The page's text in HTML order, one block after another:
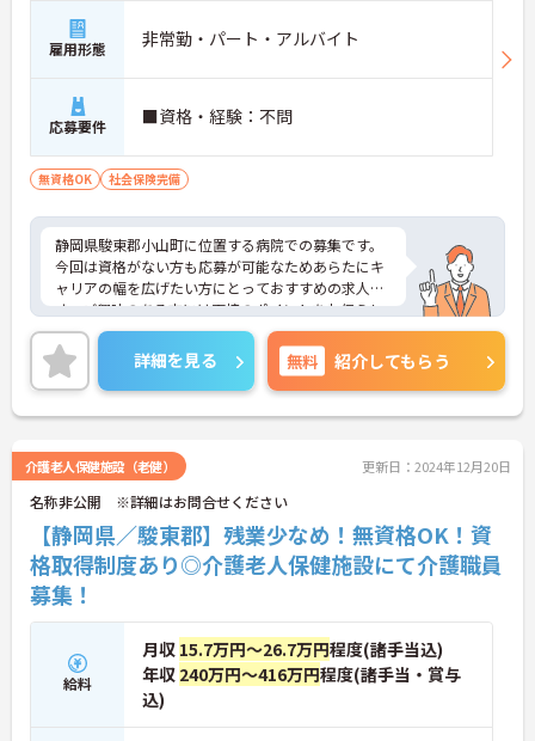
雇用形態 非常勤・パート・アルバイト
応募要件 ■資格・経験：不問
無資格OK 社会保険完備
静岡県駿東郡小山町に位置する病院での募集です。
今回は資格がない方も応募が可能なためあらたにキ
ャリアの幅を広げたい方にとっておすすめの求人で
す。ご興味のある方には面接のポイントをお伝えし
ますので、お気軽にお問い合わせください。
詳細を見る 無料 紹介してもらう
介護老人保健施設（老健） 更新日：2024年12月20日
名称非公開 ※詳細はお問合せください
【静岡県／駿東郡】残業少なめ！無資格OK！資
格取得制度あり◎介護老人保健施設にて介護職員
募集！
給料
月収 15.7万円～26.7万円程度(諸手当込)
年収 240万円～416万円程度(諸手当・賞与
込)